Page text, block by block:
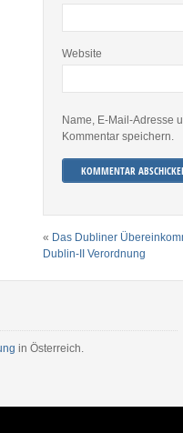
Website
Name, E-Mail-Adresse
Kommentar speichern.
« Das Dubliner
Dublin-II Verordnung
in Österreich.